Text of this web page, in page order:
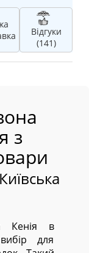
Відгуки
(141)
з
Кенія в
для